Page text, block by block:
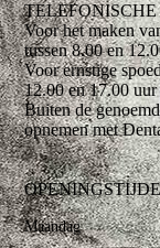
Voor het maken
tussen 8.00 en
Voor ernstige
12.00 en 17.00
Buiten de
opnemen met
Maandag